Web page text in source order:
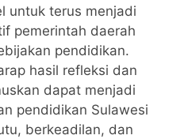
untuk terus menjadi
pemerintah daerah
pendidikan.
hasil refleksi dan
dapat menjadi
pendidikan Sulawesi
berkeadilan, dan